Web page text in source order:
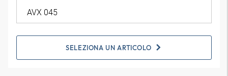
SELEZIONA UN ARTICOLO